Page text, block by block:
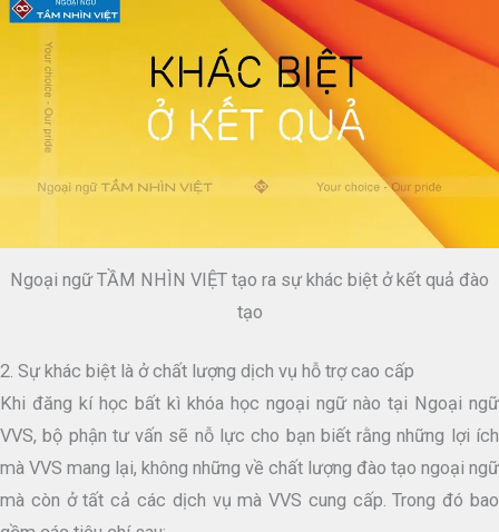
Ngoại ngữ TẦM NHÌN VIỆT tạo ra sự khác biệt ở kết quả đào
tạo
2. Sự khác biệt là ở chất lượng dịch vụ hỗ trợ cao cấp
Khi đăng kí học bất kì khóa học ngoại ngữ nào tại Ngoại ngữ
VVS, bộ phận tư vấn sẽ nỗ lực cho bạn biết rằng những lợi ích
mà VVS mang lại, không những về chất lượng đào tạo ngoại ngữ
mà còn ở tất cả các dịch vụ mà VVS cung cấp. Trong đó bao